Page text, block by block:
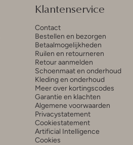
Klantenservice
Contact
Bestellen en bezorgen
Betaalmogelijkheden
Ruilen en retourneren
Retour aanmelden
Schoenmaat en onderhoud
Kleding en onderhoud
Meer over kortingscodes
Garantie en klachten
Algemene voorwaarden
Privacystatement
Cookiestatement
Artificial Intelligence
Cookies